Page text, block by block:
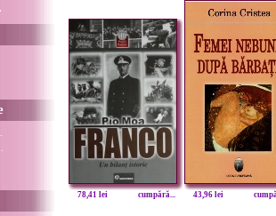
78,41 lei cumpără... 43,96 lei